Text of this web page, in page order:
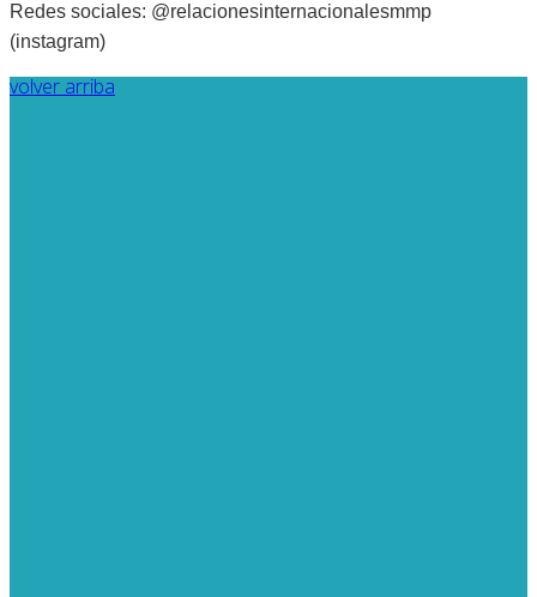
Redes sociales: @relacionesinternacionalesmmp
(instagram)
volver arriba